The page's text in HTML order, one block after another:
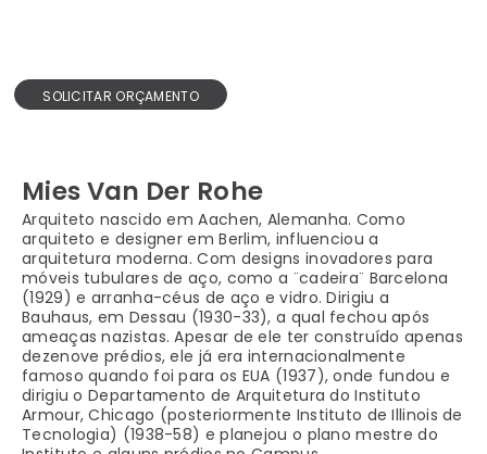
SOLICITAR ORÇAMENTO
Mies Van Der Rohe
Arquiteto nascido em Aachen, Alemanha. Como
arquiteto e designer em Berlim, influenciou a
arquitetura moderna. Com designs inovadores para
móveis tubulares de aço, como a ¨cadeira¨ Barcelona
(1929) e arranha-céus de aço e vidro. Dirigiu a
Bauhaus, em Dessau (1930-33), a qual fechou após
ameaças nazistas. Apesar de ele ter construído apenas
dezenove prédios, ele já era internacionalmente
famoso quando foi para os EUA (1937), onde fundou e
dirigiu o Departamento de Arquitetura do Instituto
Armour, Chicago (posteriormente Instituto de Illinois de
Tecnologia) (1938-58) e planejou o plano mestre do